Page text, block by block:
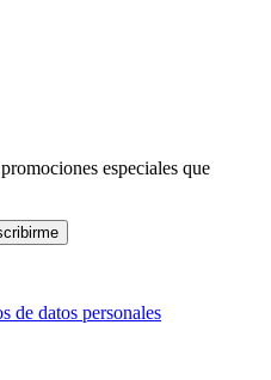
especiales que
de datos personales